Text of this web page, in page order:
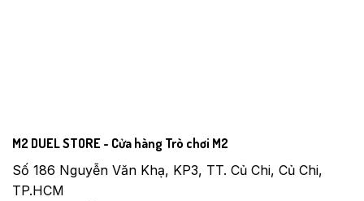
M2 DUEL STORE - Cửa hàng Trò chơi M2
Số 186 Nguyễn Văn Khạ, KP3, TT. Củ Chi, Củ Chi,
TP.HCM